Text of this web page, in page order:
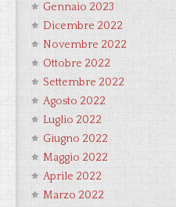
Gennaio 2023
Dicembre 2022
Novembre 2022
Ottobre 2022
Settembre 2022
Agosto 2022
Luglio 2022
Giugno 2022
Maggio 2022
Aprile 2022
Marzo 2022